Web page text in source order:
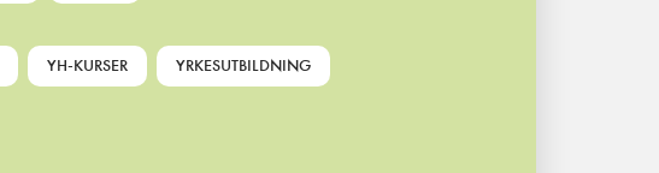
YH-KURSER YRKESUTBILDNING